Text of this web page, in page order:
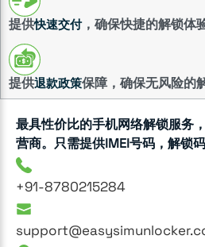
提供快速交付，确保快捷的解锁体
提供退款政策保障，确保无风险的
最具性价比的手机网络解锁服务
营商。只需提供IMEI号码，解锁
+91-8780215284